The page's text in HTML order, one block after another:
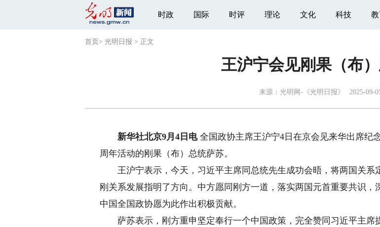
时政 国际 时评 理论 文化 科技
首页 > 光明日报 > 正文
王沪宁会见刚果（布
来源： 光明网-《光明日报》 2025-09-
新华社北京9月4日电全国政协主席王沪宁4日在京会见来华出席纪
周年活动的刚果（布）总统萨苏。
王沪宁表示，今天，习近平主席同总统先生成功会晤，将两国关系
刚关系发展指明了方向。中方愿同刚方一道，落实两国元首重要共识，
中国全国政协愿为此作出积极贡献。
萨苏表示，刚方重申坚定奉行一个中国政策，完全赞同习近平主席